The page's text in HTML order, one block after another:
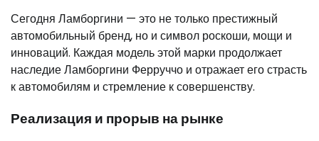
Сегодня Ламборгини — это не только престижный
автомобильный бренд, но и символ роскоши, мощи и
инноваций. Каждая модель этой марки продолжает
наследие Ламборгини Ферруччо и отражает его страсть
к автомобилям и стремление к совершенству.
Реализация и прорыв на рынке